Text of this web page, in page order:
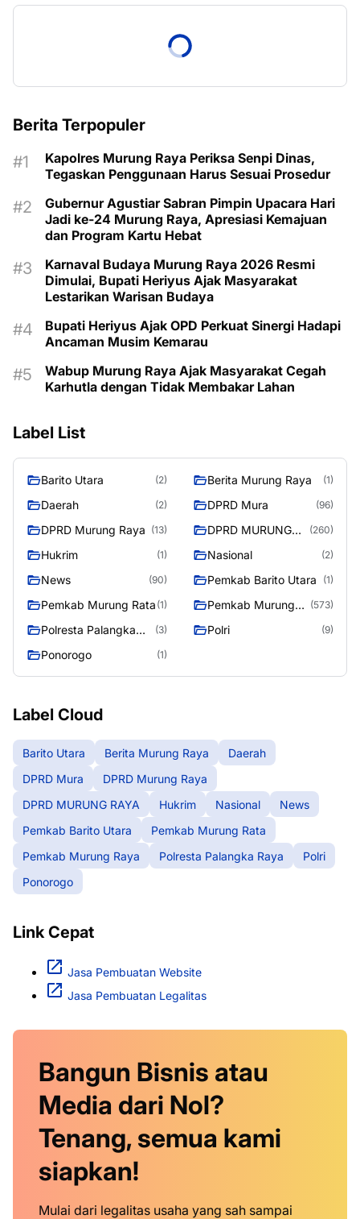
Berita Terpopuler
Kapolres Murung Raya Periksa Senpi Dinas,
Tegaskan Penggunaan Harus Sesuai Prosedur
Gubernur Agustiar Sabran Pimpin Upacara Hari
Jadi ke-24 Murung Raya, Apresiasi Kemajuan
dan Program Kartu Hebat
Karnaval Budaya Murung Raya 2026 Resmi
Dimulai, Bupati Heriyus Ajak Masyarakat
Lestarikan Warisan Budaya
Bupati Heriyus Ajak OPD Perkuat Sinergi Hadapi
Ancaman Musim Kemarau
Wabup Murung Raya Ajak Masyarakat Cegah
Karhutla dengan Tidak Membakar Lahan
Label List
Barito Utara (2) Berita Murung Raya (1)
Daerah (2) DPRD Mura (96)
DPRD Murung Raya (13)
DPRD MURUNG
(260)
Hukrim (1) Nasional (2)
News (90) Pemkab Barito Utara (1)
Pemkab Murung Rata (1)
Pemkab Murung
(573)
Polresta Palangka
(3) Polri (9)
Ponorogo (1)
Label Cloud
Barito Utara Berita Murung Raya
Daerah
DPRD Mura
DPRD Murung Raya
DPRD MURUNG RAYA
Hukrim Nasional
News
Pemkab Barito Utara
Pemkab Murung Rata
Pemkab Murung Raya
Polresta Palangka Raya
Polri
Ponorogo
Link Cepat
Jasa Pembuatan Website
Jasa Pembuatan Legalitas
Bangun Bisnis atau
Media dari Nol?
Tenang, semua kami
siapkan!
Mulai dari legalitas usaha yang sah sampai